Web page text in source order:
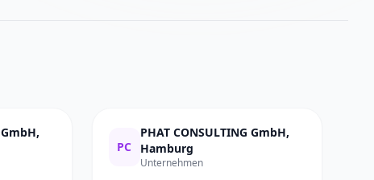
PC
PHAT CONSULTING GmbH,
Hamburg
Unternehmen